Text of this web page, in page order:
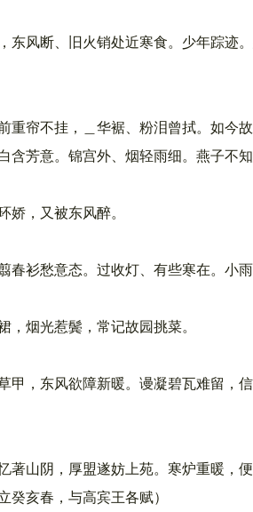
风断、旧火销处近寒食。少年踪迹
帘不挂，＿华裾、粉泪曾拭。如今
。锦宫外、烟轻雨细。燕子不知
，又被东风醉。
意态。过收灯、有些寒在。小雨
烟光惹鬓，常记故园挑菜。
风欲障新暖。谩凝碧瓦难留，信
山阴，厚盟遂妨上苑。寒炉重暖，
亥春，与高宾王各赋）